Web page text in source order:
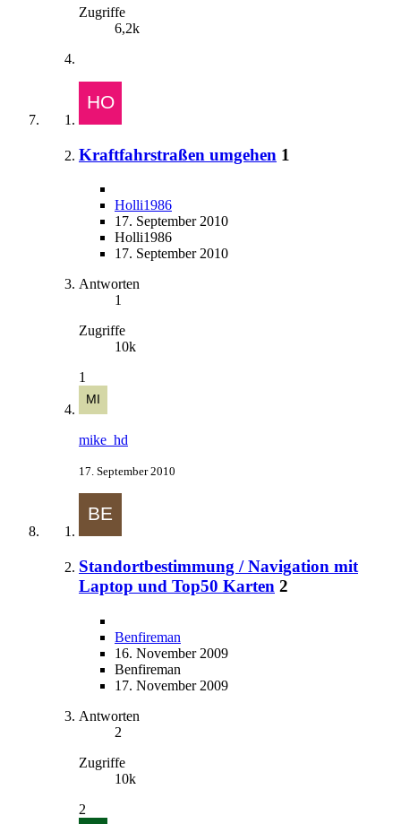
Zugriffe
6,2k
Kraftfahrstraßen umgehen 1
Holli1986
17. September 2010
Holli1986
17. September 2010
Antworten
1
Zugriffe
10k
1
mike_hd
17. September 2010
Standortbestimmung / Navigation mit
Laptop und Top50 Karten 2
Benfireman
16. November 2009
Benfireman
17. November 2009
Antworten
2
Zugriffe
10k
2